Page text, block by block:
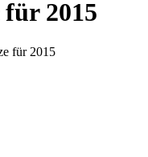
für 2015
für 2015